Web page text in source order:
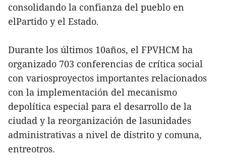
consolidando la confianza del pueblo en
elPartido y el Estado.
Durante los últimos 10años, el FPVHCM ha
organizado 703 conferencias de crítica social
con variosproyectos importantes relacionados
con la implementación del mecanismo
depolítica especial para el desarrollo de la
ciudad y la reorganización de lasunidades
administrativas a nivel de distrito y comuna,
entreotros.